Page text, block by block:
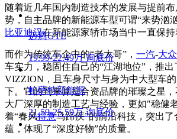
随着近几年国内制造技术的发展与提前
势，自主品牌的新能源车型可谓“来势汹
比亚迪汉在新能源家轿市场当中一直保持
而作为传统车企中的“老大哥”， 一汽-大众
车实力，稳固住自己的“江湖地位”，推
VIZZION，且车身尺寸与身为中大型车
下。它的到来算是合资品牌的璀璨之星
大厂深厚的制造工艺与经验，更如"稳健
着“春风得意马蹄疾”的前沿科技，突出
蕴，体现了“深度好物”的质量。
迈腾GTE
19.99-22.49万 询底价
帕萨特新能源
21.59-25.59万 询底价